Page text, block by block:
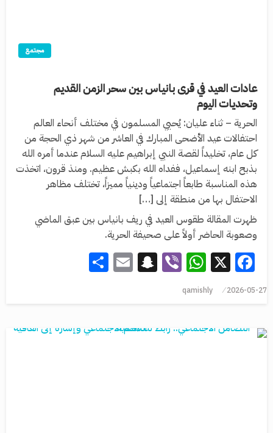
مجتمع
عادات العيد في قرى بانياس بين سحر الزمن القديم
وتحديات اليوم
الحرية – ثناء عليان: يُحيي المسلمون في مختلف أنحاء العالم
احتفالات عيد الأضحى المبارك في العاشر من شهر ذي الحجة من
كل عام، تخليداً لقصة النبي إبراهيم عليه السلام عندما أمره الله
بذبح ابنه إسماعيل، ففداه الله بكبش عظيم. ومنذ قرون، اتخذت
هذه المناسبة طابعاً اجتماعياً ودينياً مميزاً، تختلف مظاهر
الاحتفال بها من منطقة إلى […]
ظهرت المقالة طقوس العيد في ريف بانياس بين عبق الماضي
وصعوبة الحاضر أولاً على صحيفة الحرية.
Facebook
X
WhatsApp
Viber
Snapchat
Email
2026-05-27
qamishly